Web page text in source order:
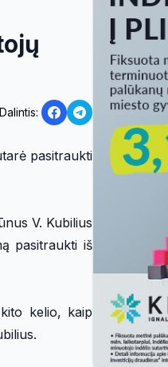
Dalintis:
pasitraukti
V. Kubilius
pasitraukti iš
kelio, kaip